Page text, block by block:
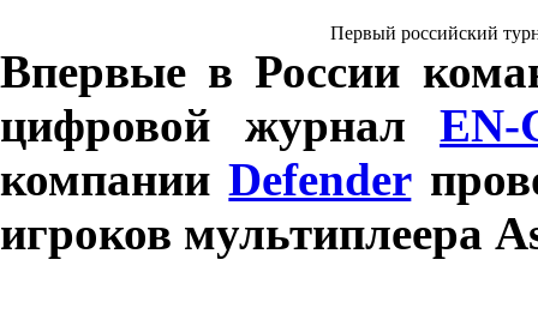
Первый российский
Впервые в России
цифровой журнал EN-
компанииDefender
игроков мультиплеера